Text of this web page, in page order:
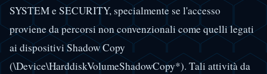
SYSTEM e SECURITY, specialmente se l'accesso
proviene da percorsi non convenzionali come quelli legati
ai dispositivi Shadow Copy
(\Device\HarddiskVolumeShadowCopy*). Tali attività da